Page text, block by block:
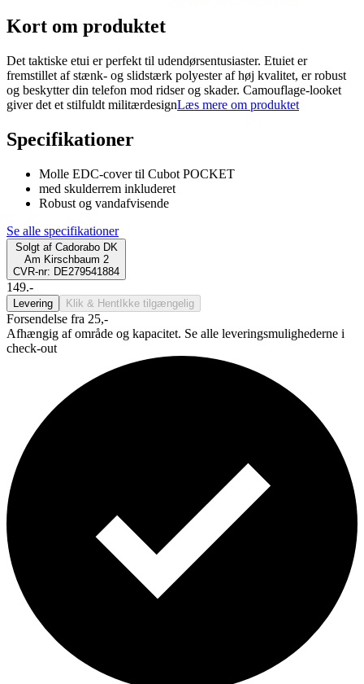
Kort om produktet
Det taktiske etui er perfekt til udendørsentusiaster. Etuiet er
fremstillet af stænk- og slidstærk polyester af høj kvalitet, er robust
og beskytter din telefon mod ridser og skader. Camouflage-looket
giver det et stilfuldt militærdesignLæs mere om produktet
Specifikationer
Molle EDC-cover til Cubot POCKET
med skulderrem inkluderet
Robust og vandafvisende
Se alle specifikationer
Solgt af Cadorabo DK
Am Kirschbaum 2
CVR-nr: DE279541884
149.-
Levering Klik & Hent Ikke tilgængelig
Forsendelse fra 25,-
Afhængig af område og kapacitet. Se alle leveringsmulighederne i
check-out